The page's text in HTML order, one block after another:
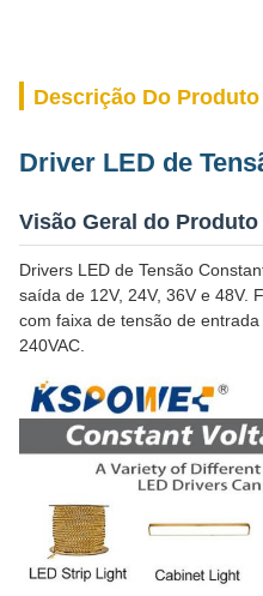
Descrição Do Produto
Driver LED de
Visão Geral do Produto
Drivers LED de Tensão
saída de 12V, 24V, 36V e 48V.
com faixa de tensão de
240VAC.